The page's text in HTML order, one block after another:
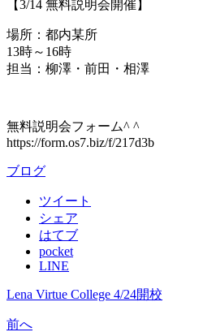
【3/14 無料説明会開催】
場所：都内某所
13時～16時
担当：柳澤・前田・相澤
無料説明会フォーム^ ^
https://form.os7.biz/f/217d3b
ブログ
ツイート
シェア
はてブ
pocket
LINE
Lena Virtue College 4/24開校
前へ